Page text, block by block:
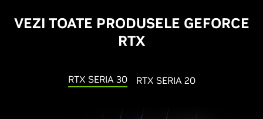
VEZI TOATE PRODUSELE GEFORCE
RTX
RTX SERIA 30 RTX SERIA 20